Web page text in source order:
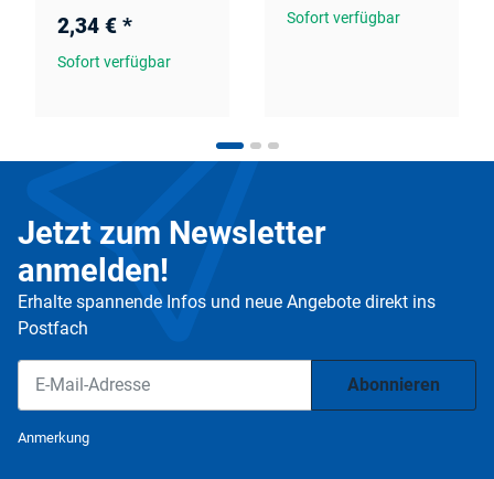
2,34 € *
Sofort verfügbar
Sofort verfügbar
Jetzt zum Newsletter
anmelden!
Erhalte spannende Infos und neue Angebote direkt ins
Postfach
Abonnieren
Anmerkung